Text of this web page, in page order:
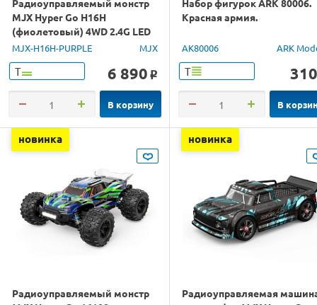
MJX Hyper Go H16H
(фиолетовый) 4WD 2.4G LED
GPS 1/16 RTR
MJX-H16H-PURPLE MJX
Т 6 890 o
В корзину
Красная армия.
AK80006 ARK
Т 310
В
новинка
Радиоуправляемый монстр
новинка
Радиоуправляемая